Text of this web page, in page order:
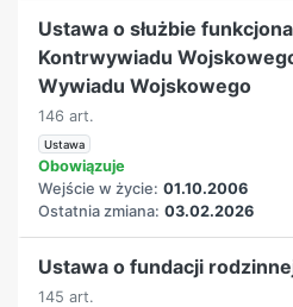
Ustawa o służbie
Kontrwywiadu
Wywiadu Wojskowego
146 art.
Ustawa
Obowiązuje
Wejście w życie: 01.10.2006
Ostatnia zmiana: 03.02.2026
Ustawa o fundacji
145 art.